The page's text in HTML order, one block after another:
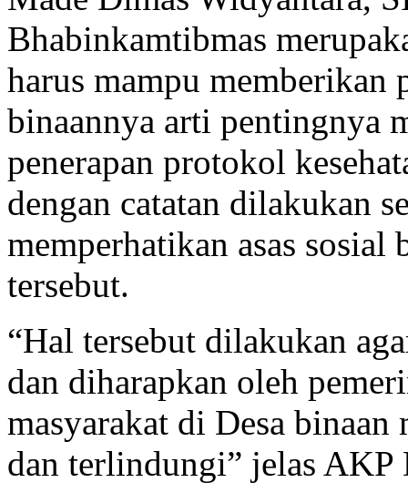
Bhabinkamtibmas
harus mampu memberikan
binaannya arti pentingnya
penerapan protokol
dengan catatan dilakukan
memperhatikan asas sosial
tersebut.
“Hal tersebut dilakukan
dan diharapkan oleh
masyarakat di Desa binaan
dan terlindungi” jelas AKP